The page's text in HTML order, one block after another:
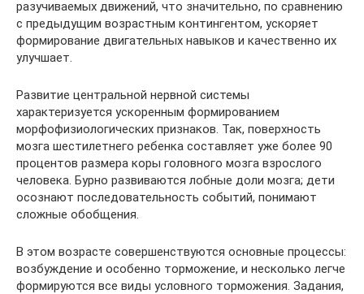
разучиваемых движений, что значительно, по сравнению
с предыдущим возрастным контингентом, ускоряет
формирование двигательных навыков и качественно их
улучшает.
Развитие центральной нервной системы
характеризуется ускоренным формированием
морфофизиологических признаков. Так, поверхность
мозга шестилетнего ребенка составляет уже более 90
процентов размера коры головного мозга взрослого
человека. Бурно развиваются лобные доли мозга; дети
осознают последовательность событий, понимают
сложные обобщения.
В этом возрасте совершенствуются основные процессы:
возбуждение и особенно торможение, и несколько легче
формируются все виды условного торможения. Задания,